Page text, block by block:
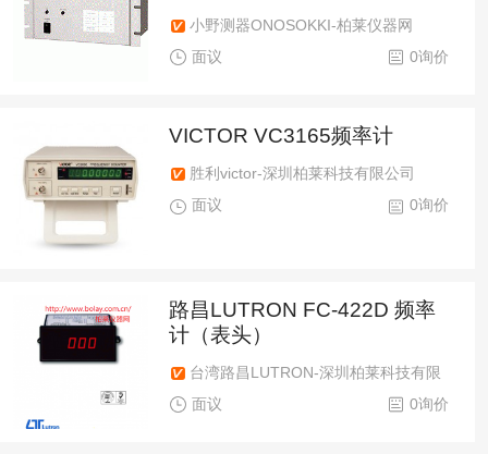
小野测器ONOSOKKI-柏莱仪器网
0询价
面议
VICTOR VC3165频率计
胜利victor-深圳柏莱科技有限公司
0询价
面议
路昌LUTRON FC-422D 频率
计（表头）
台湾路昌LUTRON-深圳柏莱科技有限
公司
0询价
面议